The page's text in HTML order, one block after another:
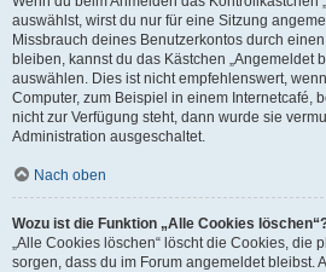
auswählst, wirst du nur für eine Sitzung
Missbrauch deines Benutzerkontos durch
bleiben, kannst du das Kästchen „Angemeldet
auswählen. Dies ist nicht empfehlenswert,
Computer, zum Beispiel in einem Internetcafé,
nicht zur Verfügung steht, dann wurde sie
Administration ausgeschaltet.
Nach oben
Wozu ist die Funktion „Alle Cookies
„Alle Cookies löschen“ löscht die Cookies, die
sorgen, dass du im Forum angemeldet bleibst.